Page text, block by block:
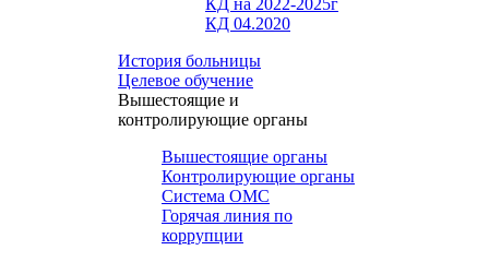
КД на 2022-2025г
КД 04.2020
История больницы
Целевое обучение
Вышестоящие и
контролирующие органы
Вышестоящие органы
Контролирующие органы
Система ОМС
Горячая линия по
коррупции